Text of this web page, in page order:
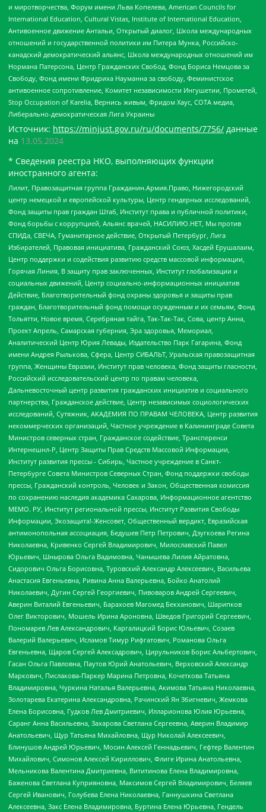
и миротворчества, Форум имени Льва Копелева, American Councils for
International Education, Cultural Vistas, Institute of International Education,
Антивоенное движение Антальи, Открытый диалог, Школа международных
отношений и государственной политики им Питера Мунка, Российско-
канадский демократический альянс, Школа международных отношений им
Нормана Патерсона, Центр Гражданских Свобод, Фонд Бориса Немцова за
Свободу, Фонд имени Фридриха Науманна за свободу, Феминистское
антивоенное сопротивление, Комитет независимости Ингушетии, Прометей,
Stop Occupation of Karelia, Вернись живым, Фридом Хаус, СОТА медиа,
Либерально-демократическая Лига Украины
Источник: https://minjust.gov.ru/ru/documents/7756/ данные
на 13.05.2024
* Сведения реестра НКО, выполняющих функции
иностранного агента:
Лилит, Правозащитная группа Гражданин.Армия.Право, Нижегородский
центр немецкой и европейской культуры, Центр гендерных исследований,
Фонд защиты прав граждан Штаб, Институт права и публичной политики,
Фонд борьбы с коррупцией, Альянс врачей, НАСИЛИЮ.НЕТ, Мы против
СПИДа, СВЕЧА, Гуманитарное действие, Открытый Петербург, Лига
Избирателей, Правовая инициатива, Гражданский Союз, Хасдей Ерушалаим,
Центр поддержки и содействия развитию средств массовой информации,
Горячая Линия, В защиту прав заключенных, Институт глобализации и
социальных движений, Центр социально-информационных инициатив
Действие, Благотворительный фонд охраны здоровья и защиты прав
граждан, Благотворительный фонд помощи осужденным и их семьям, Фонд
Тольятти, Новое время, Серебряная тайга, Так-Так-Так, Сова, центр Анна,
Проект Апрель, Самарская губерния, Эра здоровья, Мемориал,
Аналитический Центр Юрия Левады, Издательство Парк Гагарина, Фонд
имени Андрея Рылькова, Сфера, Центр СИБАЛЬТ, Уральская правозащитная
группа, Женщины Евразии, Институт прав человека, Фонд защиты гласности,
Российский исследовательский центр по правам человека,
Дальневосточный центр развития гражданских инициатив и социального
партнерства, Гражданское действие, Центр независимых социологических
исследований, Сутяжник, АКАДЕМИЯ ПО ПРАВАМ ЧЕЛОВЕКА, Центр развития
некоммерческих организаций, Частное учреждение в Калининграде Совета
Министров северных стран, Гражданское содействие, Трансперенси
Интернешнл-Р, Центр Защиты Прав Средств Массовой Информации,
Институт развития прессы - Сибирь, Частное учреждение в Санкт-
Петербурге Совета Министров Северных Стран, Фонд поддержки свободы
прессы, Гражданский контроль, Человек и Закон, Общественная комиссия
по сохранению наследия академика Сахарова, Информационное агентство
МЕМО. РУ, Институт региональной прессы, Институт Развития Свободы
Информации, Экозащита!-Женсовет, Общественный вердикт, Евразийская
антимонопольная ассоциация, Бедушев Петр Петрович, Дзугкоева Регина
Николаевна, Кривенко Сергей Владимирович, Милославский Павел
Юрьевич, Шнырова Ольга Вадимовна, Чанышева Лилия Айратовна,
Сидорович Ольга Борисовна, Туровский Александр Алексеевич, Васильева
Анастасия Евгеньевна, Ривина Анна Валерьевна, Бойко Анатолий
Николаевич, Дугин Сергей Георгиевич, Пивоваров Андрей Сергеевич,
Аверин Виталий Евгеньевич, Барахоев Магомед Бекханович, Шарипков
Олег Викторович, Мошель Ирина Ароновна, Шведов Григорий Сергеевич,
Пономарев Лев Александрович, Каргалицкий Борис Юльевич, Созаев
Валерий Валерьевич, Исламов Тимур Рифгатович, Романова Ольга
Евгеньевна, Щаров Сергей Алексадрович, Цирульников Борис Альбертович,
Гасан Ольга Павловна, Паутов Юрий Анатольевич, Верховский Александр
Маркович, Пислакова-Паркер Марина Петровна, Кочеткова Татьяна
Владимировна, Чуркина Наталья Валерьевна, Акимова Татьяна Николаевна,
Золотарева Екатерина Александровна, Рачинский Ян Збигневич, Жемкова
Елена Борисовна, Гудков Лев Дмитриевич, Илларионова Юлия Юрьевна,
Саранг Анна Васильевна, Захарова Светлана Сергеевна, Аверин Владимир
Анатольевич, Щур Татьяна Михайловна, Щур Николай Алексеевич,
Блинушов Андрей Юрьевич, Мосин Алексей Геннадьевич, Гефтер Валентин
Михайлович, Симонов Алексей Кириллович, Флиге Ирина Анатольевна,
Мельникова Валентина Дмитриевна, Вититинова Елена Владимировна,
Баженова Светлана Куприяновна, Максимов Сергей Владимирович, Беляев
Сергей Иванович, Голубева Елена Николаевна, Ганнушкина Светлана
Алексеевна, Закс Елена Владимировна, Буртина Елена Юрьевна, Гендель